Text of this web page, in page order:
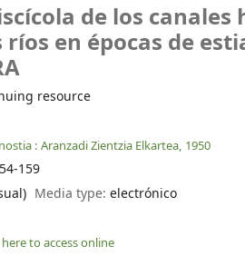
de los
ríos en épocas de
resource
: Aranzadi Zientzia Elkartea, 1950
159
Media type:electrónico
here to access online